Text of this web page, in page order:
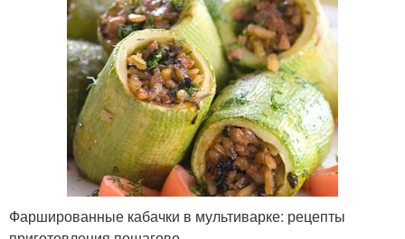
Фаршированные кабачки в мультиварке: рецепты